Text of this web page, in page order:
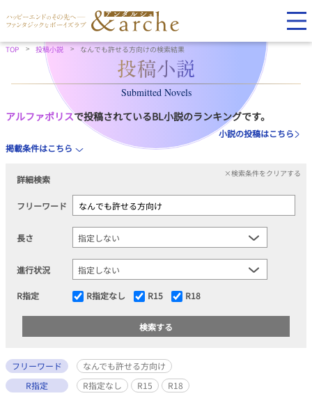
TOP 投稿小説 なんでも許せる方向けの検索結果
Submitted Novels
アルファポリスで投稿されているBL小説のランキングです。
小説の投稿はこちら
掲載条件はこちら
詳細検索
×検索条件をクリアする
フリーワード
長さ
進行状況
R指定 R指定なし R15 R18
フリーワード
なんでも許せる方向け
R指定
R指定なし R15 R18